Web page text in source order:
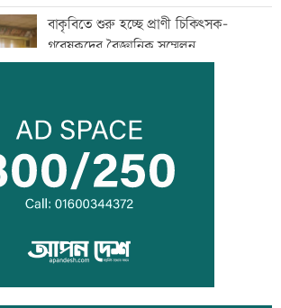
বাকৃবিতে শুরু হচ্ছে প্রাণী চিকিৎসক-
গবেষকদের বৈজ্ঞানিক সম্মেলন
বন্দরে বিস্ফোরণে একই পরিবারের ৩ জন দগ্ধ
পাঁচ আর্থিক প্রতিষ্ঠান বন্ধের অনুমোদন,
রোববার প্রশাসক নিয়োগ